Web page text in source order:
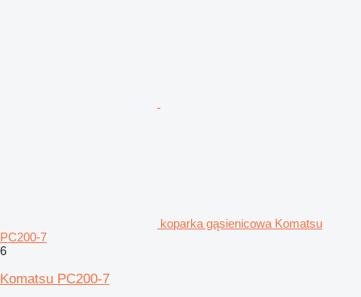
koparka gąsienicowa Komatsu
PC200-7
6
Komatsu PC200-7